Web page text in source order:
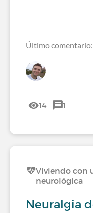
Último
14 1
Viviendo con
neurológica
Neuralgia